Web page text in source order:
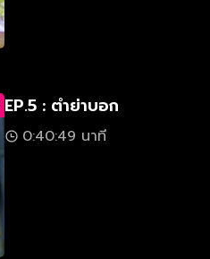
EP.5 : ตำย่าบอก
0:40:49 นาที